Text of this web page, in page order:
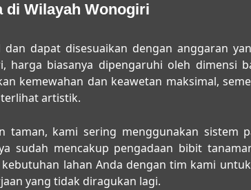
di Wilayah Wonogiri
dan dapat disesuaikan dengan anggaran
, harga biasanya dipengaruhi oleh dimensi
kemewahan dan keawetan maksimal,
artistik.
taman, kami sering menggunakan sistem
sudah mencakup pengadaan bibit
lahan Anda dengan tim kami
yang tidak diragukan lagi.